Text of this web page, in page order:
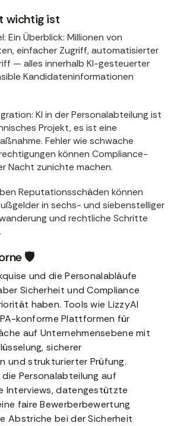
wichtig ist
Ein Überblick: Millionen von
einfacher Zugriff, automatisierter
— alles innerhalb KI-gesteuerter
Kandidateninformationen
KI in der Personalabteilung ist
Projekt, es ist eine
Fehler wie schwache
können Compliance-
Nacht zunichte machen.
Reputationsschäden können
in sechs- und siebenstelliger
und rechtliche Schritte
🛡️
und die Personalabläufe
Sicherheit und Compliance
haben. Tools wie LizzyAI
konforme Plattformen für
auf Unternehmensebene mit
sicherer
und strukturierter Prüfung.
Personalabteilung auf
Interviews, datengestützte
faire Bewerberbewertung
Abstriche bei der Sicherheit